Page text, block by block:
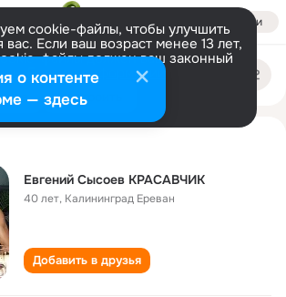
Войти
cookie-файлы, чтобы улучшить
вас. Если ваш возраст менее 13 лет,
файлы должен ваш законный
Больше информации
все Настроить
Евгений Сысоев КРАСАВЧИК
40 лет, Калининград Ереван
Добавить в друзья
о контенте
— здесь